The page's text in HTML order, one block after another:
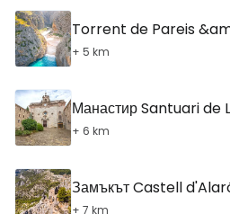
Torrent de Pareis
+ 5 km
Манастир Santuari de
+ 6 km
Замъкът Castell
+ 7 km